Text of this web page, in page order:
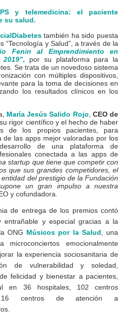
y telemedicina: el paciente
su salud.
también ha sido puesta
“Tecnología y Salud”, a través de la
Fenin al Emprendimiento en
2019”, por su plataforma para la
Se trata de un novedoso sistema
con múltiples dispositivos,
para la toma de decisiones en
los resultados clínicos en los
María Jesús Salido Rojo CEO de
su rigor científico y el hecho de haber
de los propios pacientes, para
de las apps mejor valoradas por los
de una plataforma de
conectada a las apps de
startup que tiene que competir con
que sus grandes competidores, el
del prestigio de la Fundación
un gran impulso a nuestra
y cofundadora.
de entrega de los premios contó
entrañable y especial gracias a la
ONG Músicos por la Salud, una
microconciertos emocionalmente
la experiencia sociosanitaria de
de vulnerabilidad y soledad,
felicidad y bienestar a pacientes,
en 36 hospitales, 102 centros
16 centros de atención a